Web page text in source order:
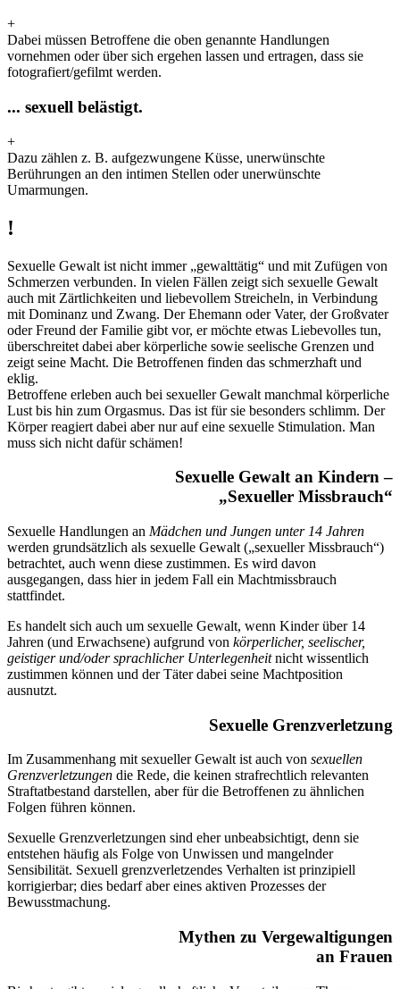
+
Dabei müssen Betroffene die oben genannte Handlungen
vornehmen oder über sich ergehen lassen und ertragen, dass sie
fotografiert/gefilmt werden.
... sexuell belästigt.
+
Dazu zählen z. B. aufgezwungene Küsse, unerwünschte
Berührungen an den intimen Stellen oder unerwünschte
Umarmungen.
!
Sexuelle Gewalt ist nicht immer „gewalttätig“ und mit Zufügen von
Schmerzen verbunden. In vielen Fällen zeigt sich sexuelle Gewalt
auch mit Zärtlichkeiten und liebevollem Streicheln, in Verbindung
mit Dominanz und Zwang. Der Ehemann oder Vater, der Großvater
oder Freund der Familie gibt vor, er möchte etwas Liebevolles tun,
überschreitet dabei aber körperliche sowie seelische Grenzen und
zeigt seine Macht. Die Betroffenen finden das schmerzhaft und
eklig.
Betroffene erleben auch bei sexueller Gewalt manchmal körperliche
Lust bis hin zum Orgasmus. Das ist für sie besonders schlimm. Der
Körper reagiert dabei aber nur auf eine sexuelle Stimulation. Man
muss sich nicht dafür schämen!
Sexuelle Gewalt an Kindern –
„Sexueller Missbrauch“
Sexuelle Handlungen an Mädchen und Jungen unter 14 Jahren
werden grundsätzlich als sexuelle Gewalt („sexueller Missbrauch“)
betrachtet, auch wenn diese zustimmen. Es wird davon
ausgegangen, dass hier in jedem Fall ein Machtmissbrauch
stattfindet.
Es handelt sich auch um sexuelle Gewalt, wenn Kinder über 14
Jahren (und Erwachsene) aufgrund von körperlicher, seelischer,
geistiger und/oder sprachlicher Unterlegenheitnicht wissentlich
zustimmen können und der Täter dabei seine Machtposition
ausnutzt.
Sexuelle Grenzverletzung
Im Zusammenhang mit sexueller Gewalt ist auch von sexuellen
Grenzverletzungen die Rede, die keinen strafrechtlich relevanten
Straftatbestand darstellen, aber für die Betroffenen zu ähnlichen
Folgen führen können.
Sexuelle Grenzverletzungen sind eher unbeabsichtigt, denn sie
entstehen häufig als Folge von Unwissen und mangelnder
Sensibilität. Sexuell grenzverletzendes Verhalten ist prinzipiell
korrigierbar; dies bedarf aber eines aktiven Prozesses der
Bewusstmachung.
Mythen zu Vergewaltigungen
an Frauen